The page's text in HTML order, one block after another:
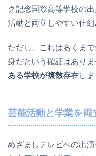
ク記念国際高等学校の
活動と両立しやすい仕組
ただし、これはあくま
身だという確証はありま
ある学校が複数存在しま
芸能活動と学業を両
めざましテレビへの出